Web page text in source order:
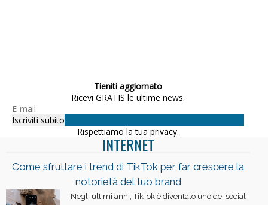
Tieniti aggiornato
Ricevi GRATIS le ultime news.
Rispettiamo la tua privacy.
INTERNET
Come sfruttare i trend di TikTok per far crescere la
notorietà del tuo brand
Negli ultimi anni, TikTok è diventato uno dei social